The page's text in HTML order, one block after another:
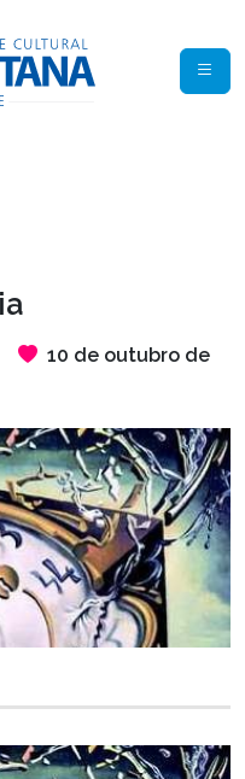
10 de outubro de